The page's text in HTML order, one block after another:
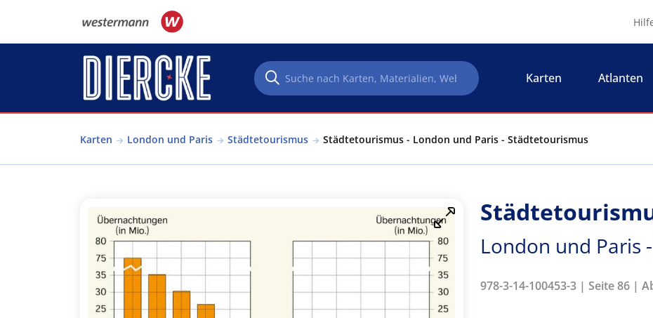
Karten Atlanten
Karten London und Paris Städtetourismus Städtetourismus - London und Paris - Städtetourismus
London und Paris
978-3-14-100453-3 | Seite 86 |